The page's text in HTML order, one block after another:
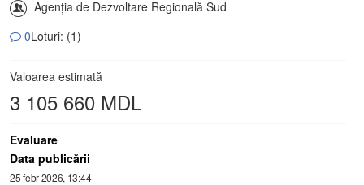
Agenția de Dezvoltare Regională Sud
0Loturi: (1)
Valoarea estimată
3 105 660 MDL
Evaluare
Data publicării
25 febr 2026, 13:44